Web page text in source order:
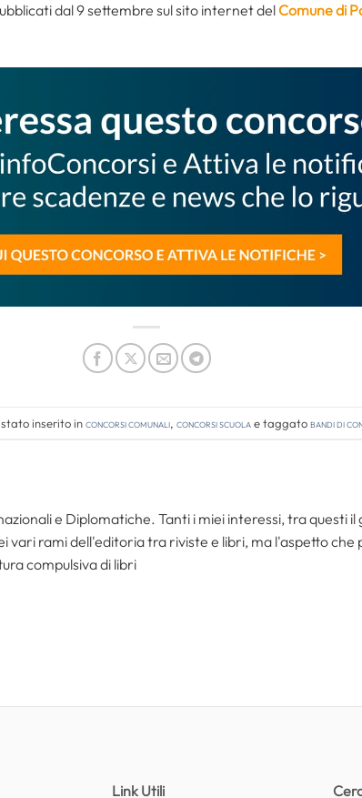
dal 9 settembre sul sito internet delComune di
inserito inConcorsi comunali, Concorsi Scuolae taggatobandi di
e Diplomatiche. Tanti i miei interessi, tra questi
vari rami dell'editoria tra riviste e libri, ma l'aspetto che
compulsiva di libri
Link Utili